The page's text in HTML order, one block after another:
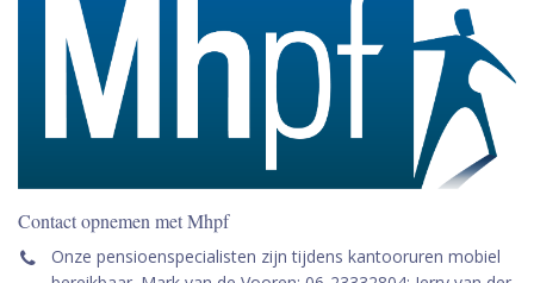
Contact opnemen met Mhpf
Onze pensioenspecialisten zijn tijdens kantooruren mobiel